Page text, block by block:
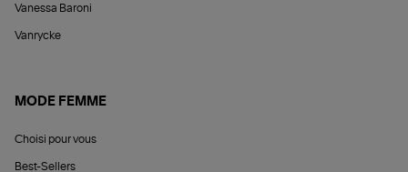
Vanessa Baroni
Vanrycke
MODE FEMME
Choisi pour vous
Best-Sellers